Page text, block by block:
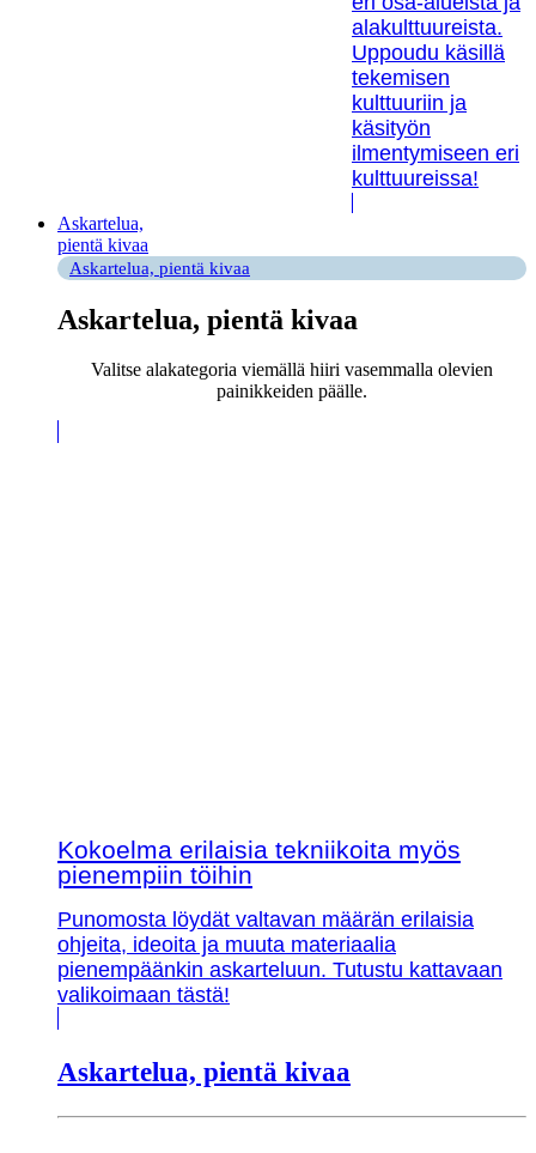
alakulttuureista.
Uppoudu käsillä
tekemisen
kulttuuriin ja
käsityön
ilmentymiseen eri
kulttuureissa!
Askartelua,
pientä kivaa
Askartelua, pientä kivaa
Askartelua, pientä kivaa
Valitse alakategoria viemällä hiiri vasemmalla olevien
painikkeiden päälle.
Kokoelma erilaisia tekniikoita myös
pienempiin töihin
Punomosta löydät valtavan määrän erilaisia
ohjeita, ideoita ja muuta materiaalia
pienempäänkin askarteluun. Tutustu kattavaan
valikoimaan tästä!
Askartelua, pientä kivaa